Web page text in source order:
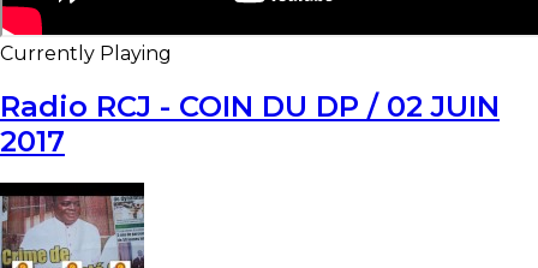
Currently Playing
Radio RCJ - COIN DU DP / 02 JUIN
2017